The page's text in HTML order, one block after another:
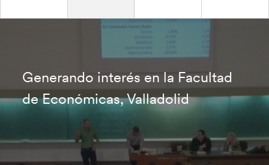
Generando interés en la Facultad
de Económicas, Valladolid